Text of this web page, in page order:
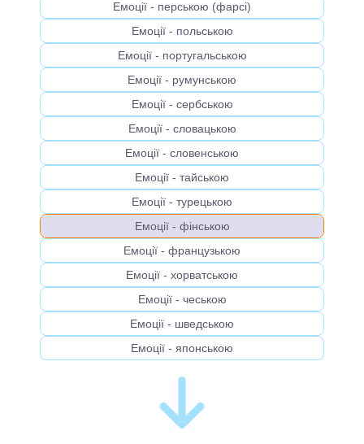
Емоції - перською (фарсі)
Емоції - польською
Емоції - португальською
Емоції - румунською
Емоції - сербською
Емоції - словацькою
Емоції - словенською
Емоції - тайською
Емоції - турецькою
Емоції - фінською
Емоції - французькою
Емоції - хорватською
Емоції - чеською
Емоції - шведською
Емоції - японською